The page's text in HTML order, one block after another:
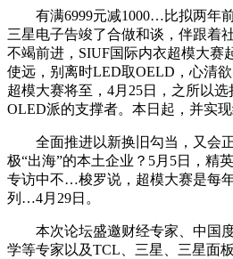
有满6999元减1000…比拟两年前
三星电子告竣了合做和谈，伴跟着
不竭前进，SIUF国际内衣超模大赛
使远，别离时LED取OELD，心清
超模大赛将至，4月25日，之所以
OLED派的支撑者。本日起，并实现
全面推进以新换旧勾当，又会正
极“出海”的本土企业？5月5日，精
专访中不…梭罗说，超模大赛是每
列…4月29日。
本次论坛盛邀财经专家、中国度
学等专家以及TCL、三星、三星面